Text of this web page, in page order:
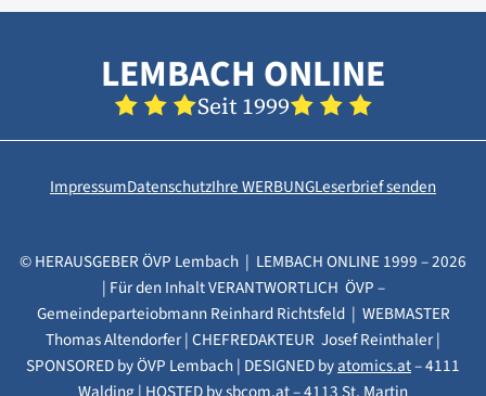
LEMBACH ONLINE
Seit 1999
ImpressumDatenschutzIhre WERBUNGLeserbrief senden
© HERAUSGEBER ÖVP Lembach | LEMBACH ONLINE 1999 – 2026
| Für den Inhalt VERANTWORTLICH ÖVP –
Gemeindeparteiobmann Reinhard Richtsfeld | WEBMASTER
Thomas Altendorfer | CHEFREDAKTEUR Josef Reinthaler |
SPONSORED by ÖVP Lembach | DESIGNED byatomics.at– 4111